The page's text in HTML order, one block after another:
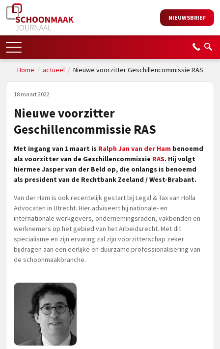
NIEUWSBRIEF
Home / actueel/ Nieuwe voorzitter Geschillencommissie RAS
18 maart 2022
Nieuwe voorzitter
Geschillencommissie RAS
Met ingang van 1 maart is Ralph Jan van der Ham benoemd
als voorzitter van de Geschillencommissie RAS. Hij volgt
hiermee Jasper van der Beld op, die onlangs is benoemd
als president van de Rechtbank Zeeland / West-Brabant.
Van der Ham is ook recentelijk gestart bij Legal & Tax van Holla
Advocaten in Utrecht. Hier adviseert hij nationale- en
internationale werkgevers, ondernemingsraden, vakbonden en
werknemers op het gebied van het Arbeidsrecht. Met dit
specialisme en zijn ervaring zal zijn voorzitterschap zeker
bijdragen aan een eerlijke en duurzame professionalisering van
de schoonmaakbranche.